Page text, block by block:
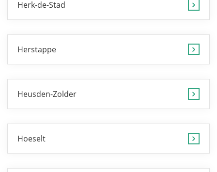
Herk-de-Stad
Herstappe
Heusden-Zolder
Hoeselt